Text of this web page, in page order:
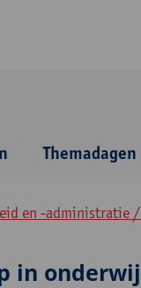
Themadagen
en -administratie
in